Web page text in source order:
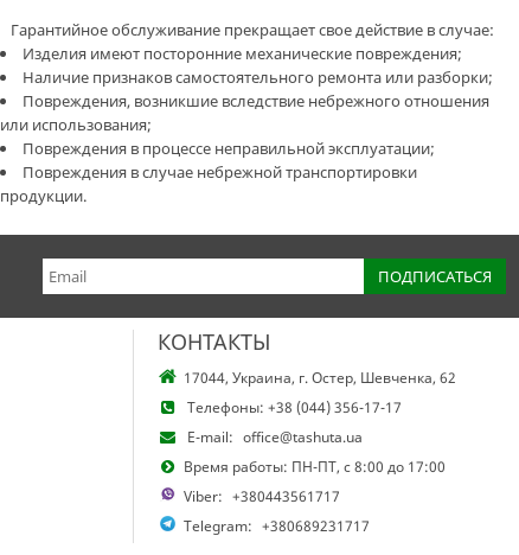
Гарантийное обслуживание прекращает свое действие в случае:
Изделия имеют посторонние механические повреждения;
Наличие признаков самостоятельного ремонта или разборки;
Повреждения, возникшие вследствие небрежного отношения
или использования;
Повреждения в процессе неправильной эксплуатации;
Повреждения в случае небрежной транспортировки
продукции.
КОНТАКТЫ
17044, Украина, г. Остер, Шевченка, 62
Телефоны: +38 (044) 356-17-17
E-mail: office@tashuta.ua
Время работы: ПН-ПТ, с 8:00 до 17:00
Viber: +380443561717
Telegram: +380689231717